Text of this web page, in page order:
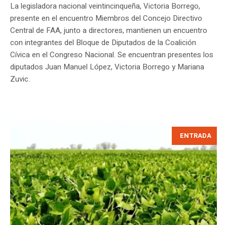
La legisladora nacional veintincinqueña, Victoria Borrego,
presente en el encuentro Miembros del Concejo Directivo
Central de FAA, junto a directores, mantienen un encuentro
con integrantes del Bloque de Diputados de la Coalición
Cívica en el Congreso Nacional. Se encuentran presentes los
diputados Juan Manuel López, Victoria Borrego y Mariana
Zuvic.
ENTRADA